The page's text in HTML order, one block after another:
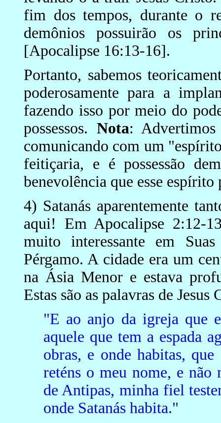
fim dos tempos, durante o
demônios possuirão os
[Apocalipse 16:13-16].
Portanto, sabemos
poderosamente para a
fazendo isso por meio do
possessos. Nota: Advertimos
comunicando com um
feitiçaria, e é possessão
benevolência que esse
4) Satanás aparentemente
aqui! Em Apocalipse 2:12-
muito interessante em
Pérgamo. A cidade era um
na Ásia Menor e estava
Estas são as palavras de Jesus
"E ao anjo da igreja que
aquele que tem a espada
obras, e onde habitas,
reténs o meu nome, e não
de Antipas, minha fiel
onde Satanás habita."